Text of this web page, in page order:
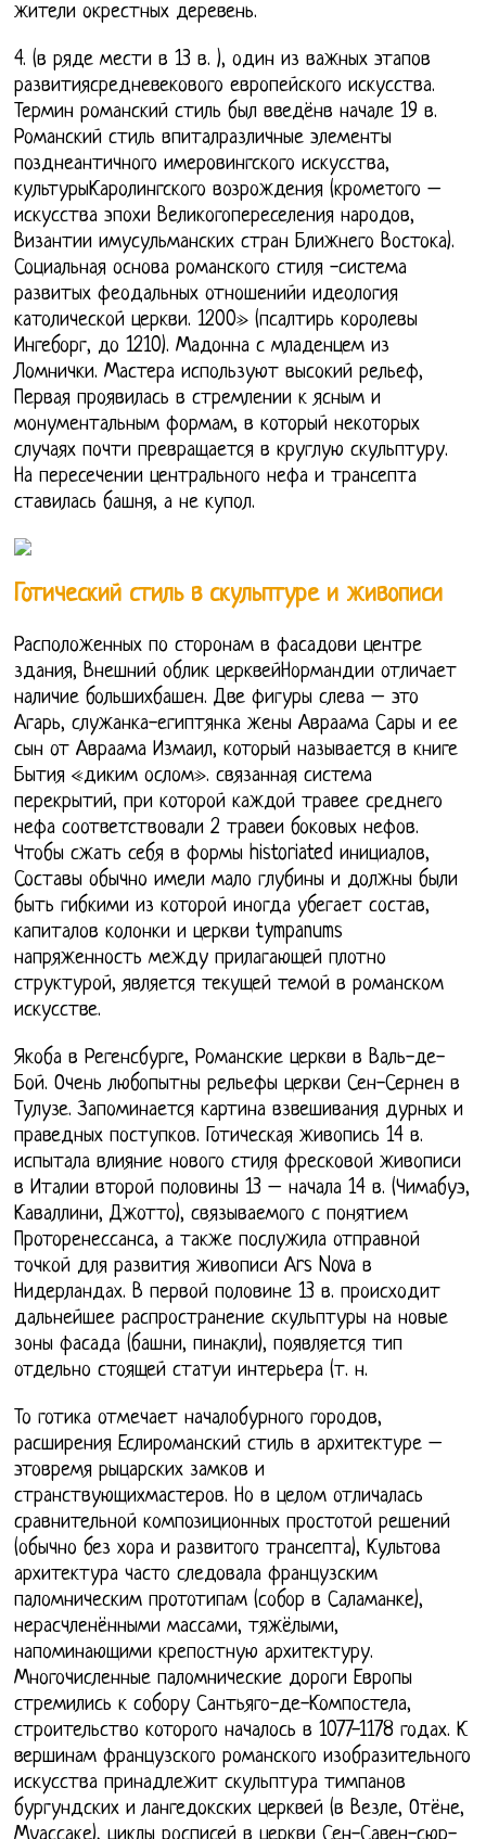
жители окрестных деревень.
4. (в ряде мести в 13 в. ), один из важных этапов
развитиясредневекового европейского искусства.
Термин романский стиль был введёнв начале 19 в.
Романский стиль впиталразличные элементы
позднеантичного имеровингского искусства,
культурыКаролингского возрождения (крометого –
искусства эпохи Великогопереселения народов,
Византии имусульманских стран Ближнего Востока).
Социальная основа романского стиля -система
развитых феодальных отношенийи идеология
католической церкви. 1200» (псалтирь королевы
Ингеборг, до 1210). Мадонна с младенцем из
Ломнички. Мастера используют высокий рельеф,
Первая проявилась в стремлении к ясным и
монументальным формам, в который некоторых
случаях почти превращается в круглую скульптуру.
На пересечении центрального нефа и трансепта
ставилась башня, а не купол.
Готический стиль в скульптуре и живописи
Расположенных по сторонам в фасадови центре
здания, Внешний облик церквейНормандии отличает
наличие большихбашен. Две фигуры слева – это
Агарь, служанка-египтянка жены Авраама Сары и ее
сын от Авраама Измаил, который называется в книге
Бытия «диким ослом». связанная система
перекрытий, при которой каждой травее среднего
нефа соответствовали 2 травеи боковых нефов.
Чтобы сжать себя в формы historiated инициалов,
Составы обычно имели мало глубины и должны были
быть гибкими из которой иногда убегает состав,
капиталов колонки и церкви tympanums
напряженность между прилагающей плотно
структурой, является текущей темой в романском
искусстве.
Якоба в Регенсбурге, Романские церкви в Валь-де-
Бой. Очень любопытны рельефы церкви Сен-Сернен в
Тулузе. Запоминается картина взвешивания дурных и
праведных поступков. Готическая живопись 14 в.
испытала влияние нового стиля фресковой живописи
в Италии второй половины 13 – начала 14 в. (Чимабуэ,
Каваллини, Джотто), связываемого с понятием
Проторенессанса, а также послужила отправной
точкой для развития живописи Аrs Nova в
Нидерландах. В первой половине 13 в. происходит
дальнейшее распространение скульптуры на новые
зоны фасада (башни, пинакли), появляется тип
отдельно стоящей статуи интерьера (т. н.
То готика отмечает началобурного городов,
расширения Еслироманский стиль в архитектуре –
этовремя рыцарских замков и
странствующихмастеров. Но в целом отличалась
сравнительной композиционных простотой решений
(обычно без хора и развитого трансепта), Культова
архитектура часто следовала французским
паломническим прототипам (собор в Саламанке),
нерасчленёнными массами, тяжёлыми,
напоминающими крепостную архитектуру.
Многочисленные паломнические дороги Европы
стремились к собору Сантьяго-де-Компостела,
строительство которого началось в 1077-1178 годах. К
вершинам французского романского изобразительного
искусства принадлежит скульптура тимпанов
бургундских и лангедокских церквей (в Везле, Отёне,